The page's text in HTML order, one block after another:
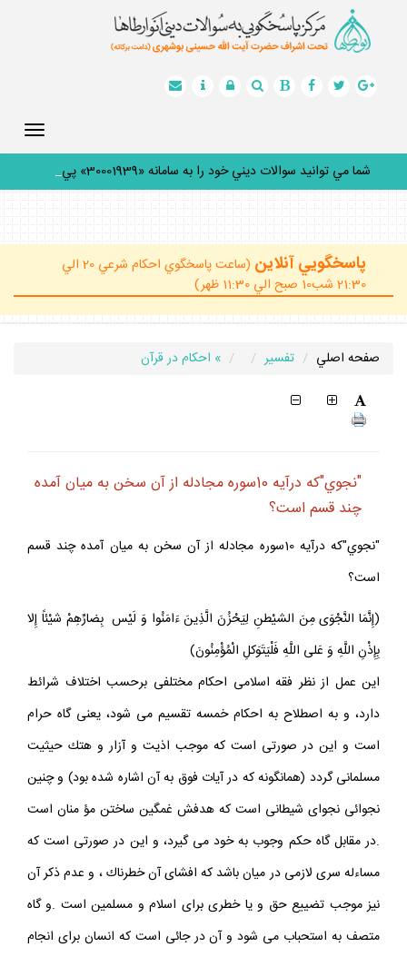
شما مي توانيد سوالات ديني خود را به سامانه «30001939» پيام
_
پاسخگويي آنلاين
(ساعت پاسخگوي احكام شرعي 20 الي
21:30 شب10 صبح الي 11:30 ظهر)
صفحه اصلي تفسير » احكام در قرآن
"نجوي"كه درآيه 10سوره مجادله از آن سخن به ميان آمده
چند قسم است؟
"نجوي"که درآيه 10سوره مجادله از آن سخن به ميان آمده چند قسم
است؟
(إِنَّمَا النَّجْوَى مِنَ الشيْطنِ لِيَحْزُنَ الَّذِينَ ءَامَنُوا وَ لَيْس ‍ بِضارِّهِمْ شيْئاً إِلا
بِإِذْنِ اللَّهِ وَ عَلى اللَّهِ فَلْيَتَوَكلِ الْمُؤْمِنُونَ)
اين عمل از نظر فقه اسلامى احكام مختلفى برحسب اختلاف شرائط
دارد، و به اصطلاح به احكام خمسه تقسيم مى شود، يعنى گاه حرام
است و اين در صورتى است كه موجب اذيت و آزار و هتك حيثيت
مسلمانى گردد (همانگونه كه در آيات فوق به آن اشاره شده بود) و چنين
نجوائى نجواى شيطانى است كه هدفش غمگين ساختن مؤ منان است
.در مقابل گاه حكم وجوب به خود مى گيرد، و اين در صورتى است كه
مساءله سرى لازمى در ميان باشد كه افشاى آن خطرناك ، و عدم ذكر آن
نيز موجب تضييع حق و يا خطرى براى اسلام و مسلمين است .و گاه
متصف به استحباب مى شود و آن در جائى است كه انسان براى انجام